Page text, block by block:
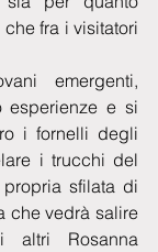
fra i visitatori
emergenti,
esperienze e si
i fornelli degli
i trucchi del
sfilata di
che vedrà salire
Rosanna